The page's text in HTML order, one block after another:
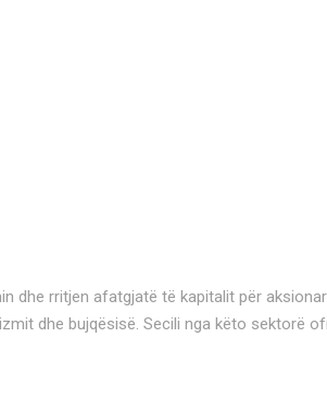
dhe rritjen afatgjatë të kapitalit për
dhe bujqësisë. Secili nga këto sektorë